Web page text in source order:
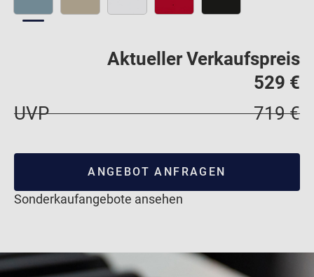
Aktueller Verkaufspreis
529 €
UVP
719 €
ANGEBOT ANFRAGEN
Sonderkaufangebote ansehen